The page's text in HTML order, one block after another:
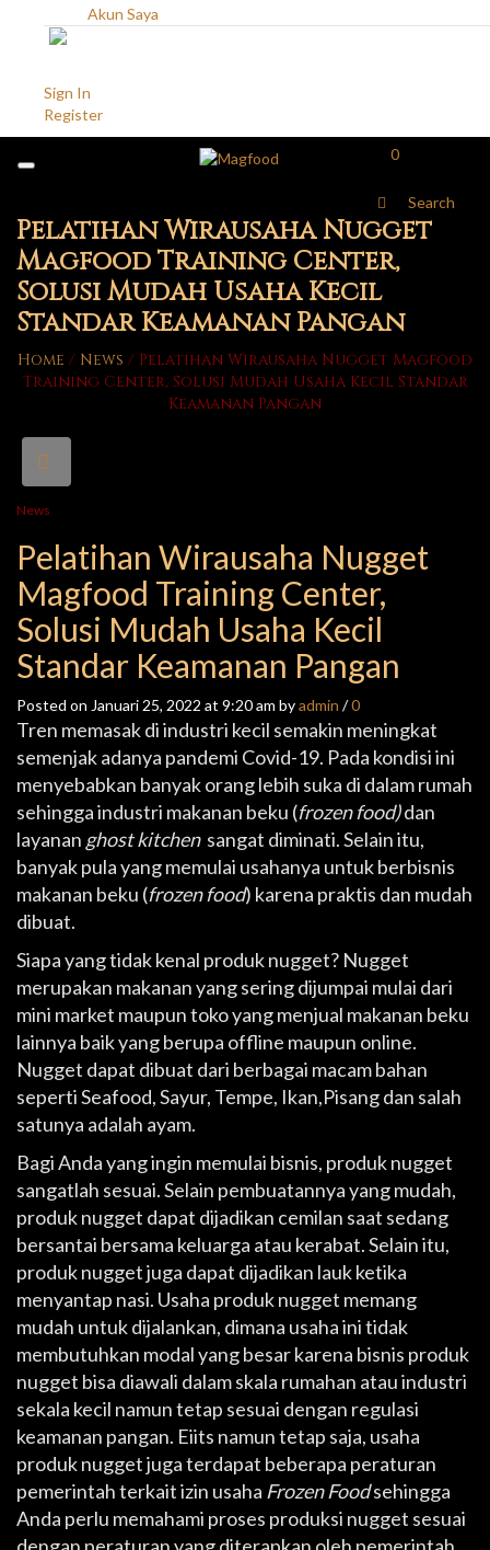
Akun Saya
Sign In
Register
0
Search
Pelatihan Wirausaha Nugget
Magfood Training Center,
Solusi Mudah Usaha Kecil
Standar Keamanan Pangan
Home / News / Pelatihan Wirausaha Nugget Magfood
Training Center, Solusi Mudah Usaha Kecil Standar
Keamanan Pangan
News
Pelatihan Wirausaha Nugget
Magfood Training Center,
Solusi Mudah Usaha Kecil
Standar Keamanan Pangan
Posted on Januari 25, 2022 at 9:20 am byadmin /0
Tren memasak di industri kecil semakin meningkat
semenjak adanya pandemi Covid-19. Pada kondisi ini
menyebabkan banyak orang lebih suka di dalam rumah
sehingga industri makanan beku (frozen food)dan
layanan ghost kitchensangat diminati. Selain itu,
banyak pula yang memulai usahanya untuk berbisnis
makanan beku (frozen food) karena praktis dan mudah
dibuat.
Siapa yang tidak kenal produk nugget? Nugget
merupakan makanan yang sering dijumpai mulai dari
mini market maupun toko yang menjual makanan beku
lainnya baik yang berupa offline maupun online.
Nugget dapat dibuat dari berbagai macam bahan
seperti Seafood, Sayur, Tempe, Ikan,Pisang dan salah
satunya adalah ayam.
Bagi Anda yang ingin memulai bisnis, produk nugget
sangatlah sesuai. Selain pembuatannya yang mudah,
produk nugget dapat dijadikan cemilan saat sedang
bersantai bersama keluarga atau kerabat. Selain itu,
produk nugget juga dapat dijadikan lauk ketika
menyantap nasi. Usaha produk nugget memang
mudah untuk dijalankan, dimana usaha ini tidak
membutuhkan modal yang besar karena bisnis produk
nugget bisa diawali dalam skala rumahan atau industri
sekala kecil namun tetap sesuai dengan regulasi
keamanan pangan. Eiits namun tetap saja, usaha
produk nugget juga terdapat beberapa peraturan
pemerintah terkait izin usaha Frozen Foodsehingga
Anda perlu memahami proses produksi nugget sesuai